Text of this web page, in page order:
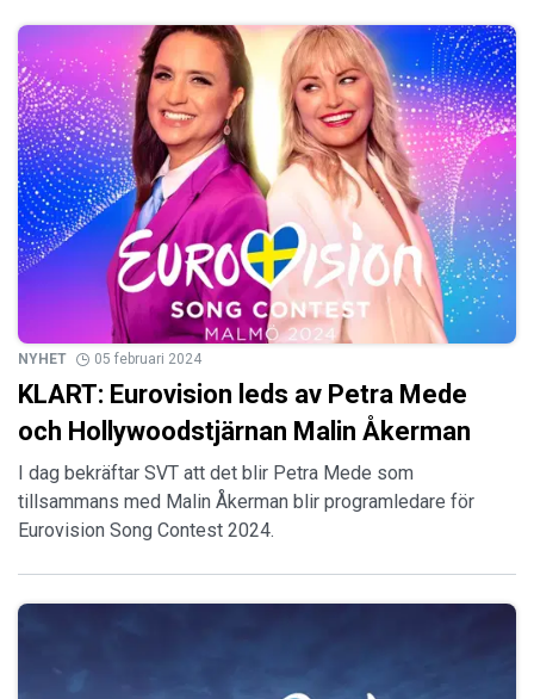
NYHET 05 februari 2024
KLART: Eurovision leds av Petra Mede
och Hollywoodstjärnan Malin Åkerman
I dag bekräftar SVT att det blir Petra Mede som
tillsammans med Malin Åkerman blir programledare för
Eurovision Song Contest 2024.